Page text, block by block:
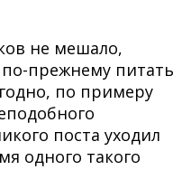
не мешало,
прежнему питать
по примеру
поста уходил
одного такого